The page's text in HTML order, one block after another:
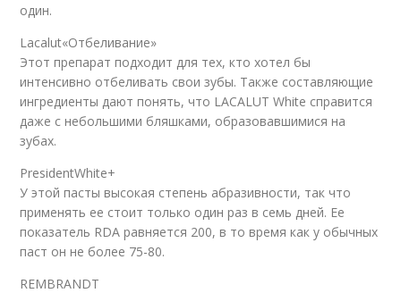
один.
Lacalut«Отбеливание»
Этот препарат подходит для тех, кто хотел бы
интенсивно отбеливать свои зубы. Также составляющие
ингредиенты дают понять, что LACALUT White справится
даже с небольшими бляшками, образовавшимися на
зубах.
PresidentWhite+
У этой пасты высокая степень абразивности, так что
применять ее стоит только один раз в семь дней. Ее
показатель RDA равняется 200, в то время как у обычных
паст он не более 75-80.
REMBRANDT